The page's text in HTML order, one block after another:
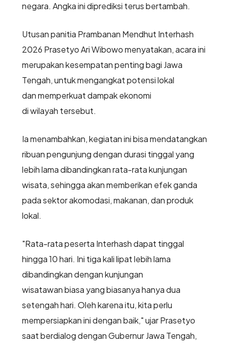
negara. Angka ini diprediksi terus bertambah.
Utusan panitia Prambanan Mendhut Interhash
2026 Prasetyo Ari Wibowo menyatakan, acara ini
merupakan kesempatan penting bagi Jawa
Tengah, untuk mengangkat potensi lokal
dan memperkuat dampak ekonomi
di wilayah tersebut.
Ia menambahkan, kegiatan ini bisa mendatangkan
ribuan pengunjung dengan durasi tinggal yang
lebih lama dibandingkan rata-rata kunjungan
wisata, sehingga akan memberikan efek ganda
pada sektor akomodasi, makanan, dan produk
lokal.
"Rata-rata peserta Interhash dapat tinggal
hingga 10 hari. Ini tiga kali lipat lebih lama
dibandingkan dengan kunjungan
wisatawan biasa yang biasanya hanya dua
setengah hari. Oleh karena itu, kita perlu
mempersiapkan ini dengan baik," ujar Prasetyo
saat berdialog dengan Gubernur Jawa Tengah,